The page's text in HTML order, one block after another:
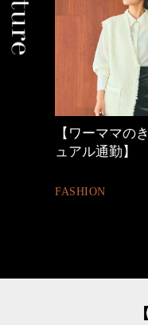
優木まおみさ
割。」
LIFESTYLE